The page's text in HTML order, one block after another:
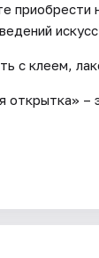
с клеем,
открытка» –